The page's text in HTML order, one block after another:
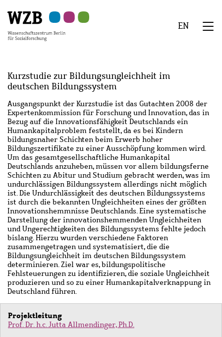
Hauptinhalt
springen
Navigation
springen
Suche
springen
Sekundärnavigation
springen
Fußzeile
springen
EN
Kurzstudie zur Bildungsungleichheit im
deutschen Bildungssystem
Abstract
Ausgangspunkt der Kurzstudie ist das Gutachten 2008 der
Expertenkommission für Forschung und Innovation, das in
Bezug auf die Innovationsfähigkeit Deutschlands ein
Humankapitalproblem feststellt, da es bei Kindern
bildungsnaher Schichten beim Erwerb hoher
Bildungszertifikate zu einer Ausschöpfung kommen wird.
Um das gesamtgesellschaftliche Humankapital
Deutschlands anzuheben, müssen vor allem bildungsferne
Schichten zu Abitur und Studium gebracht werden, was im
undurchlässigen Bildungssystem allerdings nicht möglich
ist. Die Undurchlässigkeit des deutschen Bildungssystems
ist durch die bekannten Ungleichheiten eines der größten
Innovationshemmnisse Deutschlands. Eine systematische
Darstellung der innovationshemmenden Ungleichheiten
und Ungerechtigkeiten des Bildungssystems fehlte jedoch
bislang. Hierzu wurden verschiedene Faktoren
zusammengetragen und systematisiert, die die
Bildungsungleichheit im deutschen Bildungssystem
determinieren. Ziel war es, bildungspolitische
Fehlsteuerungen zu identifizieren, die soziale Ungleichheit
produzieren und so zu einer Humankapitalverknappung in
Deutschland führen.
Projektleitung
Prof. Dr. h.c. Jutta Allmendinger, Ph.D.